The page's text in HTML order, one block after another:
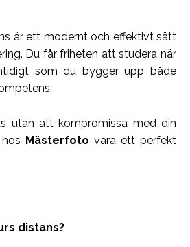
är ett modernt och effektivt sätt
Du får friheten att studera när
som du bygger upp både
utan att kompromissa med din
Mästerfoto vara ett perfekt
distans?